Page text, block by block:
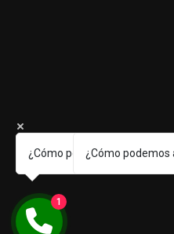
¿Cómo podemos ayudarte?
1
¿Cómo podemos